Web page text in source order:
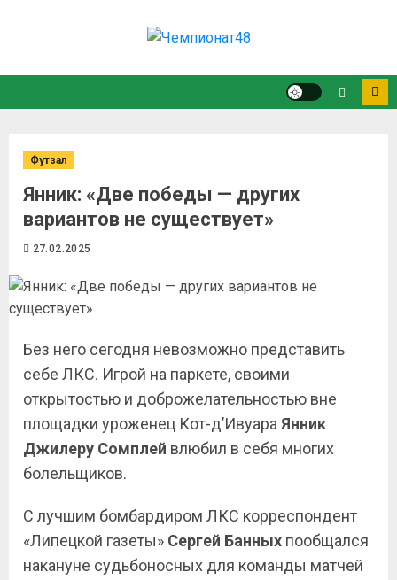
Футзал
Янник: «Две победы — других
вариантов не существует»
27.02.2025
Без него сегодня невозможно представить
себе ЛКС. Игрой на паркете, своими
открытостью и доброжелательностью вне
площадки уроженец Кот-д’Ивуара Янник
Джилеру Сомплей влюбил в себя многих
болельщиков.
С лучшим бомбардиром ЛКС корреспондент
«Липецкой газеты» Сергей Банных пообщался
накануне судьбоносных для команды матчей